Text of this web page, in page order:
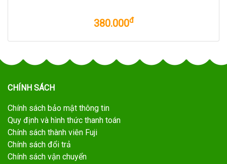
380.000đ
CHÍNH SÁCH
Chính sách bảo mật thông tin
Quy định và hình thức thanh toán
Chính sách thành viên Fuji
Chính sách đổi trả
Chính sách vận chuyển